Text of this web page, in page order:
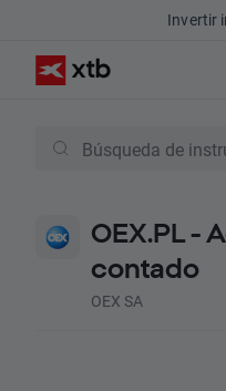
Invertir
OEX.PL -
contado
OEX SA